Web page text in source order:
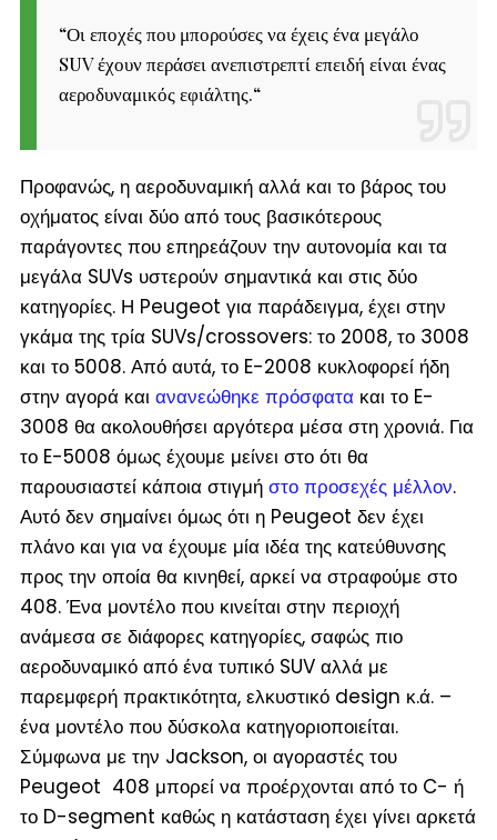
“Οι εποχές που μπορούσες να έχεις ένα μεγάλο
SUV έχουν περάσει ανεπιστρεπτί επειδή είναι ένας
αεροδυναμικός εφιάλτης.“
Προφανώς, η αεροδυναμική αλλά και το βάρος του
οχήματος είναι δύο από τους βασικότερους
παράγοντες που επηρεάζουν την αυτονομία και τα
μεγάλα SUVs υστερούν σημαντικά και στις δύο
κατηγορίες. Η Peugeot για παράδειγμα, έχει στην
γκάμα της τρία SUVs/crossovers: το 2008, το 3008
και το 5008. Από αυτά, το E-2008 κυκλοφορεί ήδη
στην αγορά και ανανεώθηκε πρόσφατακαι το E-
3008 θα ακολουθήσει αργότερα μέσα στη χρονιά. Για
το E-5008 όμως έχουμε μείνει στο ότι θα
παρουσιαστεί κάποια στιγμή στο προσεχές μέλλον.
Αυτό δεν σημαίνει όμως ότι η Peugeot δεν έχει
πλάνο και για να έχουμε μία ιδέα της κατεύθυνσης
προς την οποία θα κινηθεί, αρκεί να στραφούμε στο
408. Ένα μοντέλο που κινείται στην περιοχή
ανάμεσα σε διάφορες κατηγορίες, σαφώς πιο
αεροδυναμικό από ένα τυπικό SUV αλλά με
παρεμφερή πρακτικότητα, ελκυστικό design κ.ά. –
ένα μοντέλο που δύσκολα κατηγοριοποιείται.
Σύμφωνα με την Jackson, οι αγοραστές του
Peugeot 408 μπορεί να προέρχονται από το C- ή
το D-segment καθώς η κατάσταση έχει γίνει αρκετά